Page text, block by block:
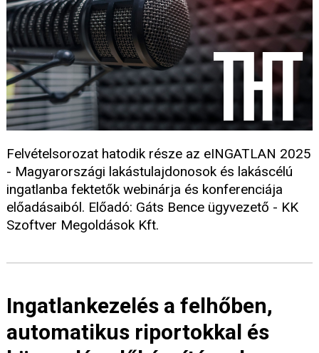
Felvételsorozat hatodik része az eINGATLAN 2025
- Magyarországi lakástulajdonosok és lakáscélú
ingatlanba fektetők webinárja és konferenciája
előadásaiból. Előadó: Gáts Bence ügyvezető - KK
Szoftver Megoldások Kft.
Ingatlankezelés a felhőben,
automatikus riportokkal és